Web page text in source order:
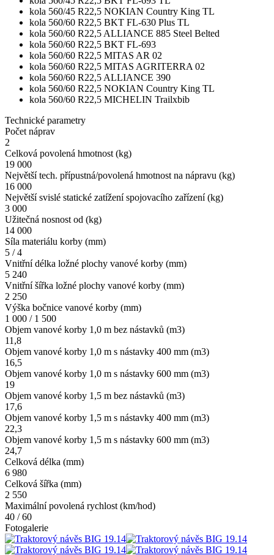
kola 560/45 R22,5 NOKIAN Country King TL
kola 560/60 R22,5 BKT FL-630 Plus TL
kola 560/60 R22,5 ALLIANCE 885 Steel Belted
kola 560/60 R22,5 BKT FL-693
kola 560/60 R22,5 MITAS AR 02
kola 560/60 R22,5 MITAS AGRITERRA 02
kola 560/60 R22,5 ALLIANCE 390
kola 560/60 R22,5 NOKIAN Country King TL
kola 560/60 R22,5 MICHELIN Trailxbib
Technické parametry
Počet náprav
2
Celková povolená hmotnost (kg)
19 000
Největší tech. přípustná/povolená hmotnost na nápravu (kg)
16 000
Největší svislé statické zatížení spojovacího zařízení (kg)
3 000
Užitečná nosnost od (kg)
14 000
Síla materiálu korby (mm)
5 / 4
Vnitřní délka ložné plochy vanové korby (mm)
5 240
Vnitřní šířka ložné plochy vanové korby (mm)
2 250
Výška bočnice vanové korby (mm)
1 000 / 1 500
Objem vanové korby 1,0 m bez nástavků (m3)
11,8
Objem vanové korby 1,0 m s nástavky 400 mm (m3)
16,5
Objem vanové korby 1,0 m s nástavky 600 mm (m3)
19
Objem vanové korby 1,5 m bez nástavků (m3)
17,6
Objem vanové korby 1,5 m s nástavky 400 mm (m3)
22,3
Objem vanové korby 1,5 m s nástavky 600 mm (m3)
24,7
Celková délka (mm)
6 980
Celková šířka (mm)
2 550
Maximální povolená rychlost (km/hod)
40 / 60
Fotogalerie